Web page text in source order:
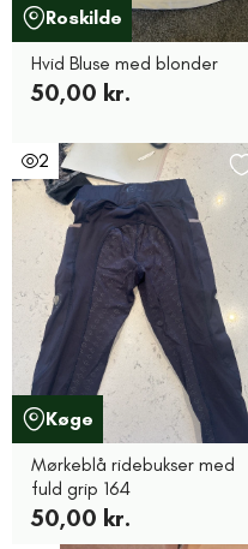
Roskilde
Hvid Bluse med blonder
50,00 kr.
2
Køge
Mørkeblå ridebukser med
fuld grip 164
50,00 kr.